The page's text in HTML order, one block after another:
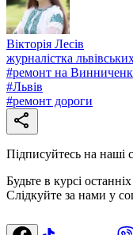
Вікторія Лесів
журналістка
#ремонт на
#Львів
#ремонт дороги
Підписуйтесь на наші
Будьте в курсі
Слідкуйте за нами у